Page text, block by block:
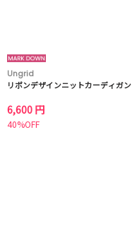
Ungrid
リボンデザインニットカーディガン
6,600 円
40%OFF